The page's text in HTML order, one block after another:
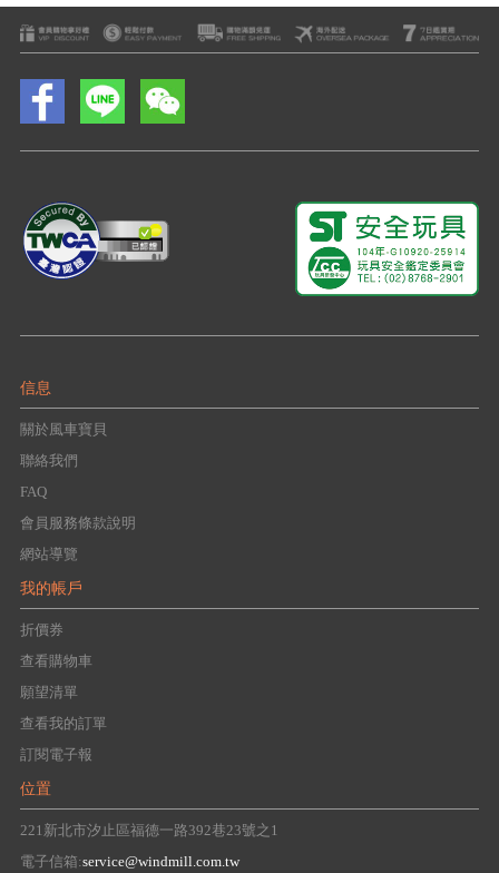
信息
關於風車寶貝
聯絡我們
FAQ
會員服務條款說明
網站導覽
我的帳戶
折價券
查看購物車
願望清單
查看我的訂單
訂閱電子報
位置
221新北市汐止區福德一路392巷23號之1
電子信箱:service@windmill.com.tw